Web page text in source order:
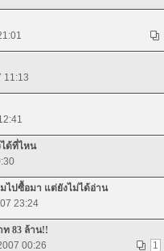
11:13
ด้ที่ไหน
ไปซื้อมา แต่ยังไม่ได้อ่าน
23:24
83 ล้าน!!
1
00:26